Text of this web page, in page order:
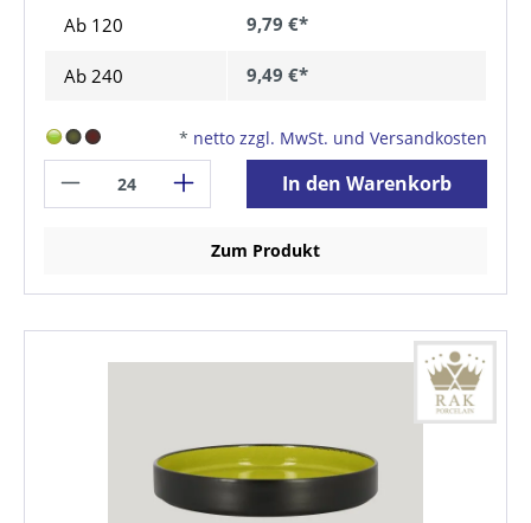
Ab 120 9,79 €*
Ab 240 9,49 €*
* netto zzgl. MwSt. und Versandkosten
In den Warenkorb
Zum Produkt